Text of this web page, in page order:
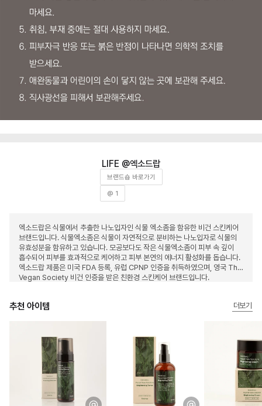
엑소드랍
브랜드숍 바로가기
@ 1
엑소드랍은 식물에서 추출한 나노입자인 식물 엑소좀을 함유한 비건 스킨케어
브랜드입니다. 식물엑소좀은 식물이 자연적으로 분비하는 나노입자로 식물의
유효성분을 함유하고 있습니다. 모공보다도 작은 식물엑소좀이 피부 속 깊이
흡수되어 피부를 효과적으로 케어하고 피부 본연의 에너지 활성화를 돕습니다.
엑소드랍 제품은 미국 FDA 등록, 유럽 CPNP 인증을 취득하였으며, 영국 The
Vegan Society 비건 인증을 받은 친환경 스킨케어 브랜드입니다.
추천 아이템 더보기